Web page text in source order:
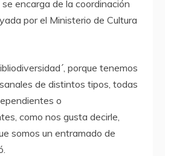
encarga de la coordinación
por el Ministerio de Cultura
porque tenemos
de distintos tipos, todas
o
como nos gusta decirle,
somos un entramado de